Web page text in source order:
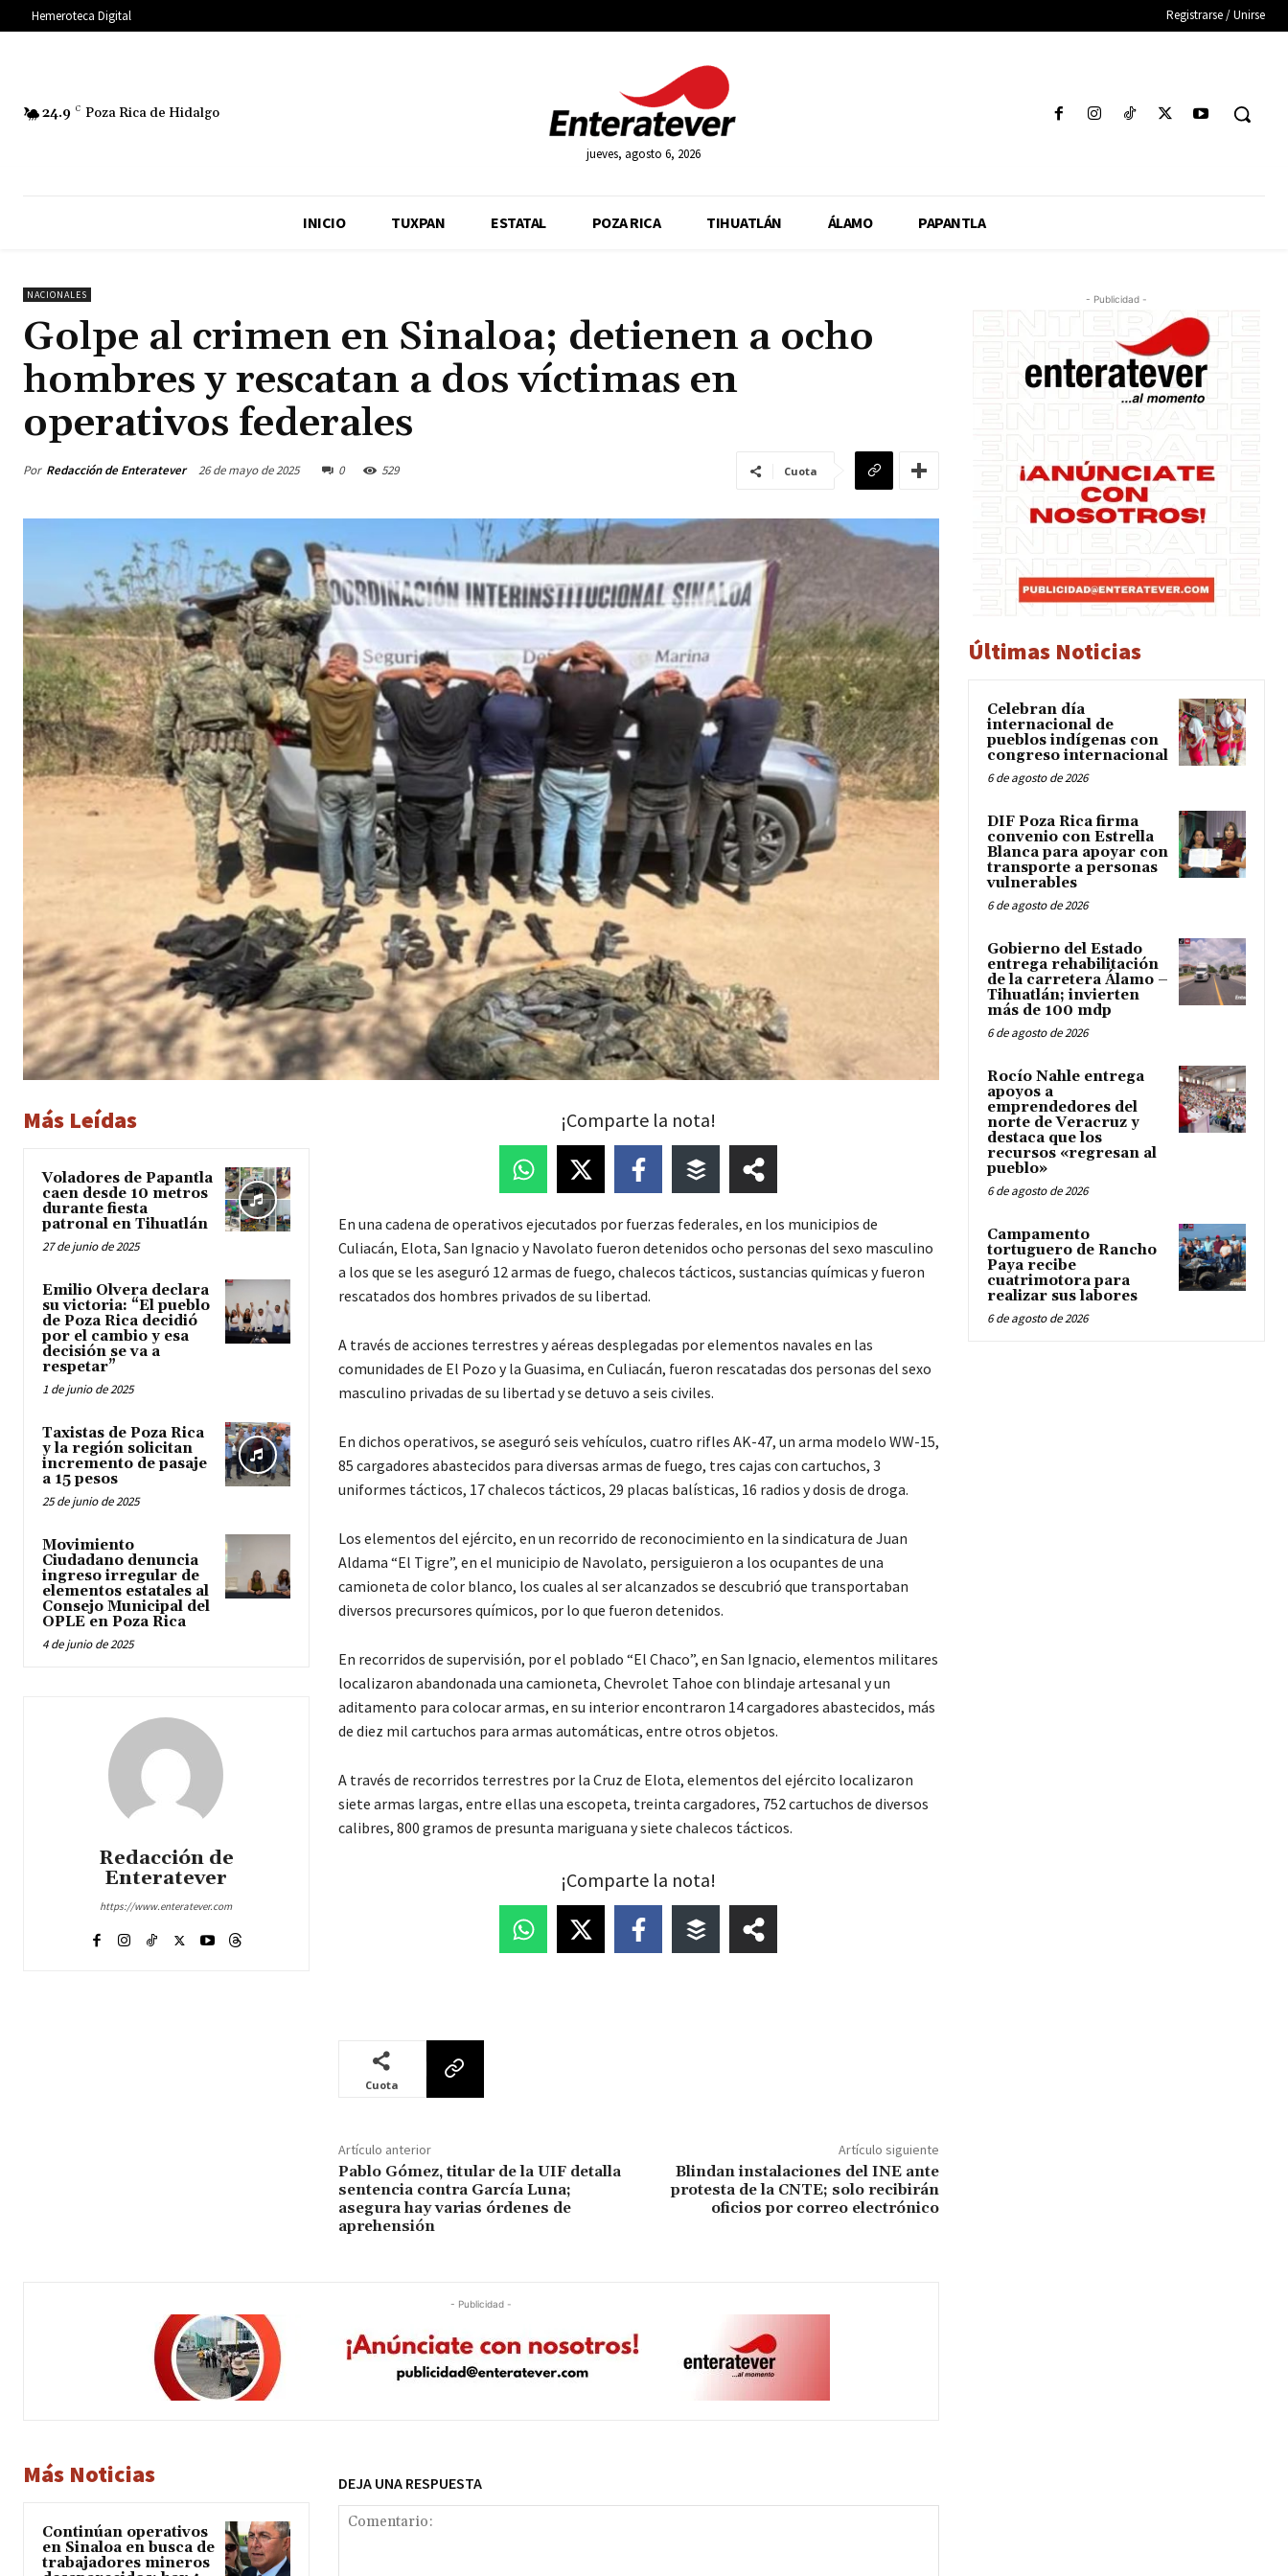
Hemeroteca Digital Registrarse / Unirse
24.9 C Poza Rica de Hidalgo
jueves, agosto 6, 2026
INICIO TUXPAN ESTATAL POZA RICA TIHUATLÁN ÁLAMO PAPANTLA
NACIONALES
Golpe al crimen en Sinaloa; detienen a ocho
hombres y rescatan a dos víctimas en
operativos federales
Por Redacción de Enteratever 26 de mayo de 2025 0 529 Cuota
Más Leídas
Voladores de Papantla
caen desde 10 metros
durante fiesta
patronal en Tihuatlán
27 de junio de 2025
Emilio Olvera declara
su victoria: “El pueblo
de Poza Rica decidió
por el cambio y esa
decisión se va a
respetar”
1 de junio de 2025
Taxistas de Poza Rica
y la región solicitan
incremento de pasaje
a 15 pesos
25 de junio de 2025
Movimiento
Ciudadano denuncia
ingreso irregular de
elementos estatales al
Consejo Municipal del
OPLE en Poza Rica
4 de junio de 2025
Redacción de
Enteratever
https://www.enteratever.com
¡Comparte la nota!
En una cadena de operativos ejecutados por fuerzas federales, en los municipios de
Culiacán, Elota, San Ignacio y Navolato fueron detenidos ocho personas del sexo masculino
a los que se les aseguró 12 armas de fuego, chalecos tácticos, sustancias químicas y fueron
rescatados dos hombres privados de su libertad.
A través de acciones terrestres y aéreas desplegadas por elementos navales en las
comunidades de El Pozo y la Guasima, en Culiacán, fueron rescatadas dos personas del sexo
masculino privadas de su libertad y se detuvo a seis civiles.
En dichos operativos, se aseguró seis vehículos, cuatro rifles AK-47, un arma modelo WW-15,
85 cargadores abastecidos para diversas armas de fuego, tres cajas con cartuchos, 3
uniformes tácticos, 17 chalecos tácticos, 29 placas balísticas, 16 radios y dosis de droga.
Los elementos del ejército, en un recorrido de reconocimiento en la sindicatura de Juan
Aldama “El Tigre”, en el municipio de Navolato, persiguieron a los ocupantes de una
camioneta de color blanco, los cuales al ser alcanzados se descubrió que transportaban
diversos precursores químicos, por lo que fueron detenidos.
En recorridos de supervisión, por el poblado “El Chaco”, en San Ignacio, elementos militares
localizaron abandonada una camioneta, Chevrolet Tahoe con blindaje artesanal y un
aditamento para colocar armas, en su interior encontraron 14 cargadores abastecidos, más
de diez mil cartuchos para armas automáticas, entre otros objetos.
A través de recorridos terrestres por la Cruz de Elota, elementos del ejército localizaron
siete armas largas, entre ellas una escopeta, treinta cargadores, 752 cartuchos de diversos
calibres, 800 gramos de presunta mariguana y siete chalecos tácticos.
¡Comparte la nota!
Cuota
Artículo anterior
Pablo Gómez, titular de la UIF detalla
sentencia contra García Luna;
asegura hay varias órdenes de
aprehensión
Artículo siguiente
Blindan instalaciones del INE ante
protesta de la CNTE; solo recibirán
oficios por correo electrónico
- Publicidad -
Más Noticias
Continúan operativos
en Sinaloa en busca de
trabajadores mineros
DEJA UNA RESPUESTA
- Publicidad -
Últimas Noticias
Celebran día
internacional de
pueblos indígenas con
congreso internacional
6 de agosto de 2026
DIF Poza Rica firma
convenio con Estrella
Blanca para apoyar con
transporte a personas
vulnerables
6 de agosto de 2026
Gobierno del Estado
entrega rehabilitación
de la carretera Álamo –
Tihuatlán; invierten
más de 100 mdp
6 de agosto de 2026
Rocío Nahle entrega
apoyos a
emprendedores del
norte de Veracruz y
destaca que los
recursos «regresan al
pueblo»
6 de agosto de 2026
Campamento
tortuguero de Rancho
Paya recibe
cuatrimotora para
realizar sus labores
6 de agosto de 2026